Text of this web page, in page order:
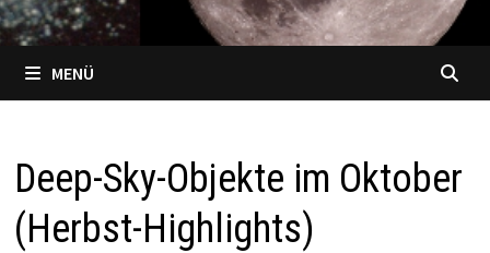
MENÜ
Deep-Sky-Objekte im Oktober
(Herbst-Highlights)